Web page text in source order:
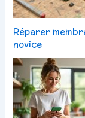
Réparer
novice